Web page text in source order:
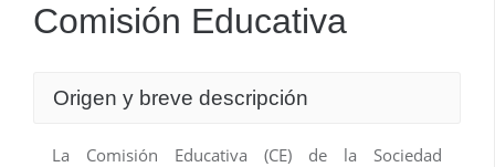
Comisión Educativa
Origen y breve descripción
La Comisión Educativa (CE) de la Sociedad